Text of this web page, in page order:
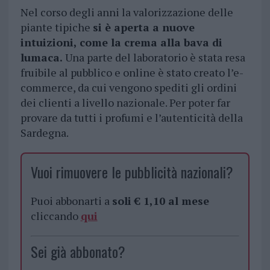
Nel corso degli anni la valorizzazione delle
piante tipiche si è aperta a nuove
intuizioni, come la crema alla bava di
lumaca. Una parte del laboratorio è stata resa
fruibile al pubblico e online è stato creato l’e-
commerce, da cui vengono spediti gli ordini
dei clienti a livello nazionale. Per poter far
provare da tutti i profumi e l’autenticità della
Sardegna.
Vuoi rimuovere le pubblicità nazionali?
Puoi abbonarti a soli € 1,10 al mese
cliccando qui
Sei già abbonato?